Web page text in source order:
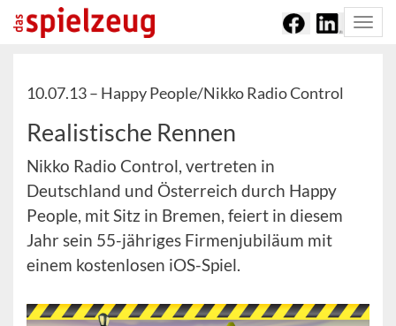
10.07.13 – Happy People/Nikko Radio Control
Realistische Rennen
Nikko Radio Control, vertreten in
Deutschland und Österreich durch Happy
People, mit Sitz in Bremen, feiert in diesem
Jahr sein 55-jähriges Firmenjubiläum mit
einem kostenlosen iOS-Spiel.